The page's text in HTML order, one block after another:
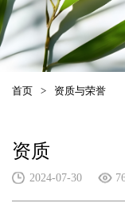
首页 > 资质与荣誉
资质
2024-07-30